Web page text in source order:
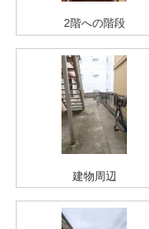
2階への階段
建物周辺